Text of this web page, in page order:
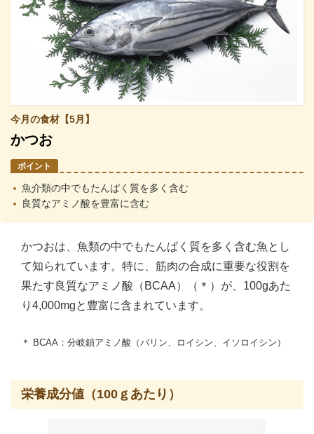
今月の食材【5月】
かつお
ポイント
魚介類の中でもたんぱく質を多く含む
良質なアミノ酸を豊富に含む
かつおは、魚類の中でもたんぱく質を多く含む魚とし
て知られています。特に、筋肉の合成に重要な役割を
果たす良質なアミノ酸（BCAA）（＊）が、100gあた
り4,000mgと豊富に含まれています。
＊ BCAA：分岐鎖アミノ酸（バリン、ロイシン、イソロイシン）
栄養成分値（100ｇあたり）